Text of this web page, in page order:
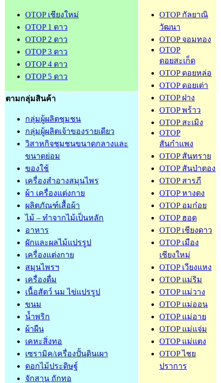
OTOP เชียงใหม่
OTOP 1 ดาว
OTOP 2 ดาว
OTOP 3 ดาว
OTOP 4 ดาว
OTOP 5 ดาว
OTOP กัลยาณิ
วัฒนา
OTOP จอมทอง
OTOP
ดอยสะเก็ด
OTOP ดอยหล่อ
OTOP ดอยเต่า
OTOP ฝาง
OTOP พร้าว
OTOP สะเมิง
OTOP
สันกำแพง
OTOP สันทราย
OTOP สันป่าตอง
OTOP สารภี
OTOP หางดง
OTOP อมก๋อย
OTOP ฮอด
OTOP เชียงดาว
OTOP เมือง
เชียงใหม่
OTOP เวียงแหง
OTOP แม่ริม
OTOP แม่วาง
OTOP แม่ออน
OTOP แม่อาย
OTOP แม่แจ่ม
OTOP แม่แตง
OTOP ไชย
ปราการ
ตามกลุ่มสินค้า
กลุ่มผู้ผลิตชุมชน
กลุ่มผู้ผลิตเจ้าของรายเดียว
วิสาหกิจชุมชนขนาดกลางและ
ขนาดย่อม
ของใช้
เครื่องสำอางสมุนไพร
ผ้า เครื่องแต่งกาย
ผลิตภัณฑ์เสื้อผ้า
ไม้ – ทำจากไม้เป็นหลัก
อาหาร
ผักและผลไม้แปรรูป
เครื่องแต่งกาย
สมุนไพรฯ
เครื่องดื่ม
เนื้อสัตว์ นม ไข่แปรรูป
ขนม
น้ำพริก
ผ้าผืน
เคหะสิ่งทอ
เซรามิค/เครื่องปั้นดินเผา
ดอกไม้ประดิษฐ์
จักสาน ถักทอ